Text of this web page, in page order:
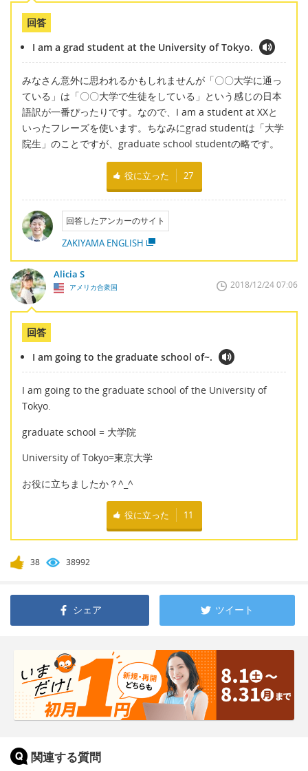
回答
I am a grad student at the University of Tokyo.
みなさん意外に思われるかもしれませんが「〇〇大学に通っ
ている」は「〇〇大学で生徒をしている」という感じの日本
語訳が一番ぴったりです。なので、I am a student at XXと
いったフレーズを使います。ちなみにgrad studentは「大学
院生」のことですが、graduate school studentの略です。
役に立った 27
回答したアンカーのサイト
ZAKIYAMA ENGLISH
Alicia S
アメリカ合衆国 2018/12/24 07:06
回答
I am going to the graduate school of~.
I am going to the graduate school of the University of
Tokyo.
graduate school = 大学院
University of Tokyo=東京大学
お役に立ちましたか？^_^
役に立った 11
38 38992
シェア ツイート
関連する質問